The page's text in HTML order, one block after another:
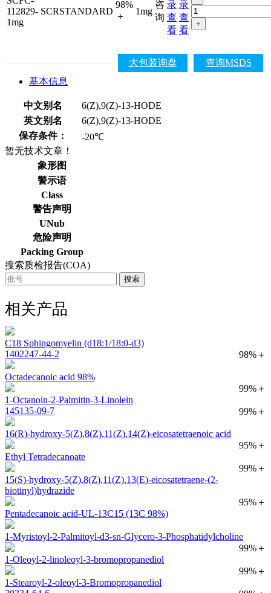
112829-
1mg
SCRSTANDARD
98%
＋
1mg
咨
询
录
查
看
录
查
看
+
查询MSDS
大包装询盘
基本信息
中文别名
6(Z),9(Z)-13-HODE
英文别名
6(Z),9(Z)-13-HODE
保存条件：
-20℃
暂无技术文章！
象形图
警示语
Class
警告声明
UNub
危险声明
Packing Group
搜索质检报告(COA)
搜索
相关产品
C18 Sphingomyelin (d18:1/18:0-d3)
98%＋
1402247-44-2
Octadecanoic acid 98%
99%＋
1-Octanoin-2-Palmitin-3-Linolein
99%＋
145135-09-7
16(R)-hydroxy-5(Z),8(Z),11(Z),14(Z)-eicosatetraenoic acid
95%＋
Ethyl Tetradecanoate
99%＋
15(S)-hydroxy-5(Z),8(Z),11(Z),13(E)-eicosatetraene-(2-
biotinyl)hydrazide
95%＋
Pentadecanoic acid-UL-13C15 (13C 98%)
1-Myristoyl-2-Palmitoyl-d3-sn-Glycero-3-Phosphatidylcholine
99%＋
1-Oleoyl-2-linoleoyl-3-bromopropanediol
99%＋
1-Stearoyl-2-oleoyl-3-Bromopropanediol